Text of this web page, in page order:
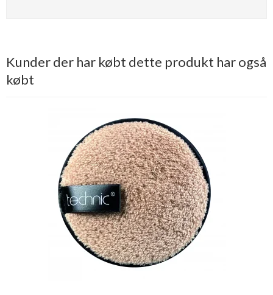
Kunder der har købt dette produkt har også
købt